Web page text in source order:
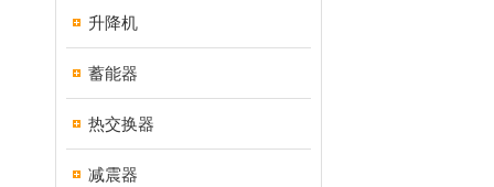
升降机
蓄能器
热交换器
减震器